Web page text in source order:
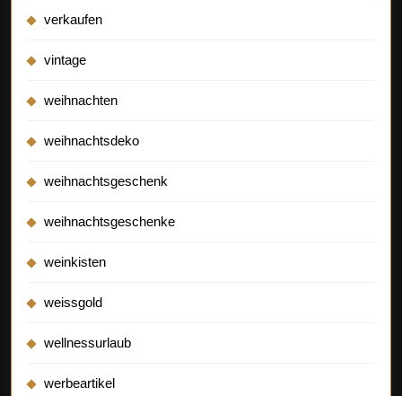
verkaufen
vintage
weihnachten
weihnachtsdeko
weihnachtsgeschenk
weihnachtsgeschenke
weinkisten
weissgold
wellnessurlaub
werbeartikel